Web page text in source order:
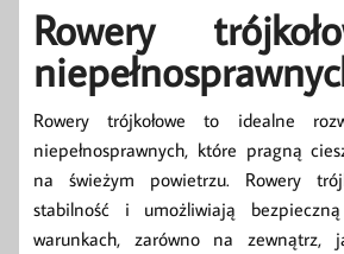
Rowery
Rowery trójkołowe to idealne
niepełnosprawnych, które pragną
na świeżym powietrzu. Rowery
stabilność i umożliwiają
warunkach, zarówno na zewnątrz,